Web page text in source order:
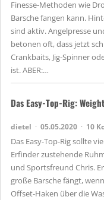
Finesse-Methoden wie
Barsche fangen kann.
sind aktiv. Angelpresse
betonen oft, dass jetzt
Crankbaits, Jig-Spinner
ist. ABER:…
Das Easy-Top-Rig:
dietel 05.05.2020 10
Das Easy-Top-Rig sollte
Erfinder zustehende
und Sportsfreund Chris.
große Barsche fängt,
Offset-Haken über die